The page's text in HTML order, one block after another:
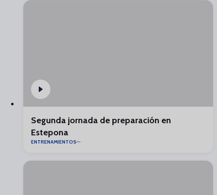
Segunda jornada de preparación en
Estepona
ENTRENAMIENTOS